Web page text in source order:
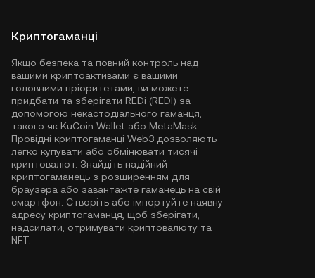
Криптогаманці
Якщо безпека та повний контроль над
вашими криптоактивами є вашими
головними пріоритетами, ви можете
придбати та зберігати REDi (REDI) за
допомогою некастодіального гаманця,
такого як KuCoin Wallet або MetaMask.
Провідні криптогаманці Web3 дозволяють
легко купувати або обмінювати тисячі
криптовалют. Знайдіть надійний
криптогаманець з розширенням для
браузера або завантажте гаманець на свій
смартфон. Створіть або імпортуйте наявну
адресу криптогаманця, щоб зберігати,
надсилати, отримувати криптовалюту та
NFT.